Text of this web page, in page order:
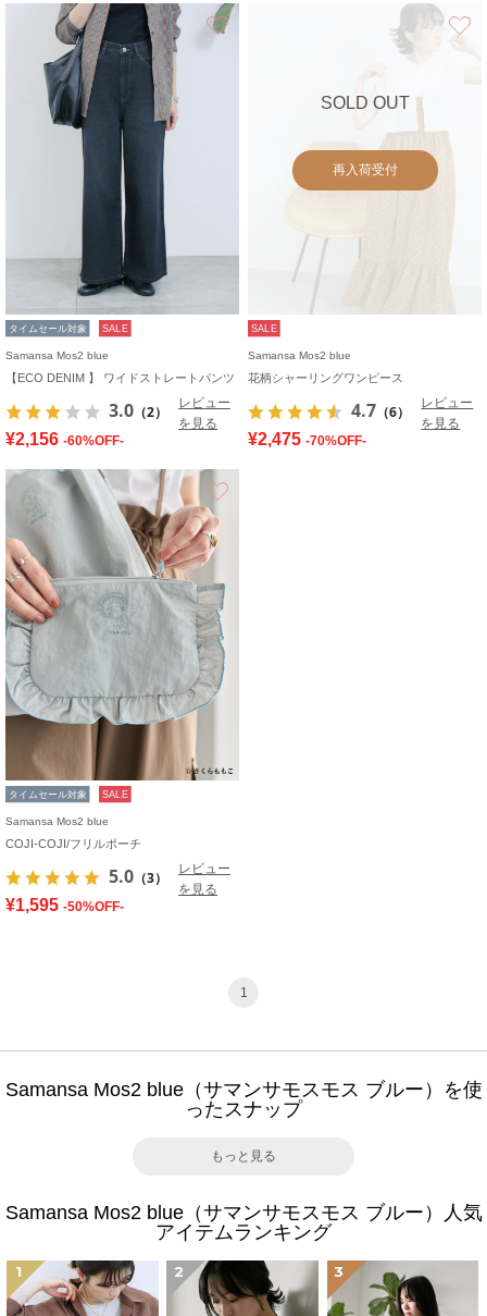
タイムセール対象 SALE
Samansa Mos2 blue
【ECO DENIM 】 ワイドストレートパンツ
3.0 （2）
レビュー
を見る
¥2,156 -60%OFF-
SOLD OUT
再入荷受付
SALE
Samansa Mos2 blue
花柄シャーリングワンピース
4.7 （6）
レビュー
を見る
¥2,475 -70%OFF-
タイムセール対象 SALE
Samansa Mos2 blue
COJI-COJI/フリルポーチ
5.0 （3）
レビュー
を見る
¥1,595 -50%OFF-
1
Samansa Mos2 blue（サマンサモスモス ブルー）を使
ったスナップ
もっと見る
Samansa Mos2 blue（サマンサモスモス ブルー）人気
アイテムランキング
1 2 3